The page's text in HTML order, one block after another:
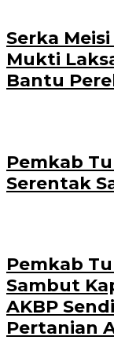
Serka
Mukti
Bantu
Pemkab
Serentak
Pemkab
Sambut
AKBP
Pertanian